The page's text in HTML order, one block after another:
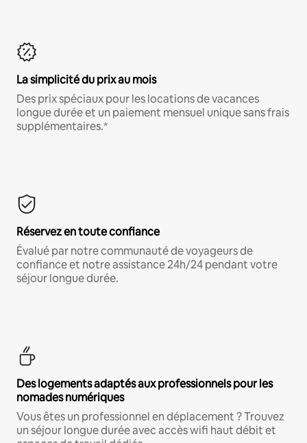
La simplicité du prix au mois
Des prix spéciaux pour les locations de vacances
longue durée et un paiement mensuel unique sans frais
supplémentaires.*
Réservez en toute confiance
Évalué par notre communauté de voyageurs de
confiance et notre assistance 24h/24 pendant votre
séjour longue durée.
Des logements adaptés aux professionnels pour les
nomades numériques
Vous êtes un professionnel en déplacement ? Trouvez
un séjour longue durée avec accès wifi haut débit et